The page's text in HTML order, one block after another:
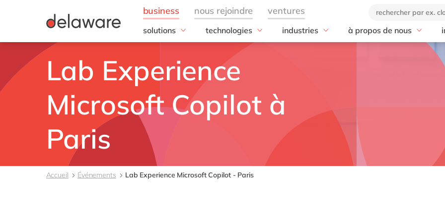
solutions
besoins de l'entreprise
IT
Ressources humaines
Ventes & marketing
toutes nos solutions
services
Conversion
Cybersécurité
Dématérialisation
Digital
Formation
tendances
Applications
ERP nouvelle
IA générative
technologies
SAP
RISE with SAP
SAP Cloud ALM
SAP Analytics Cloud
SAC Planning
SAP CX
Microsoft
Microsoft Cloud for
Sustainability
Microsoft Copilot
Microsoft Dynamics 365
Microsoft Fabric
industries
Industries
Commerce
Ingénierie
à propos de nous
Responsabilité Sociétale des
Entreprises
Lab Experience
Microsoft Copilot à
Paris
Accueil Événements Lab Experience Microsoft Copilot - Paris